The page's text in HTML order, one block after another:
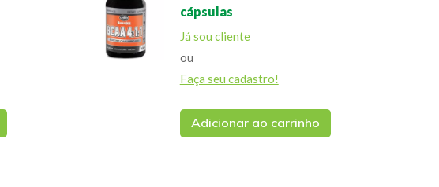
cápsulas
Já sou cliente
ou
Faça seu cadastro!
Adicionar ao carrinho